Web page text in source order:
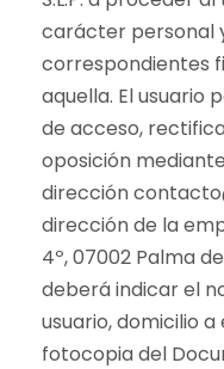
carácter personal
correspondientes
aquella. El usuario
de acceso,
oposición
dirección
dirección de la
4º, 07002 Palma
deberá indicar el
usuario, domicilio
fotocopia del